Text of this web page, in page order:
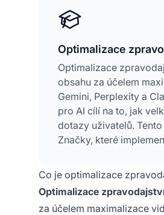
Optimalizace
Optimalizace
obsahu za účelem
Gemini, Perplexity a
pro AI cílí na to, jak
dotazy uživatelů.
Značky, které
souhrnech.
Co je optimalizace
Optimalizace
za účelem maximalizace